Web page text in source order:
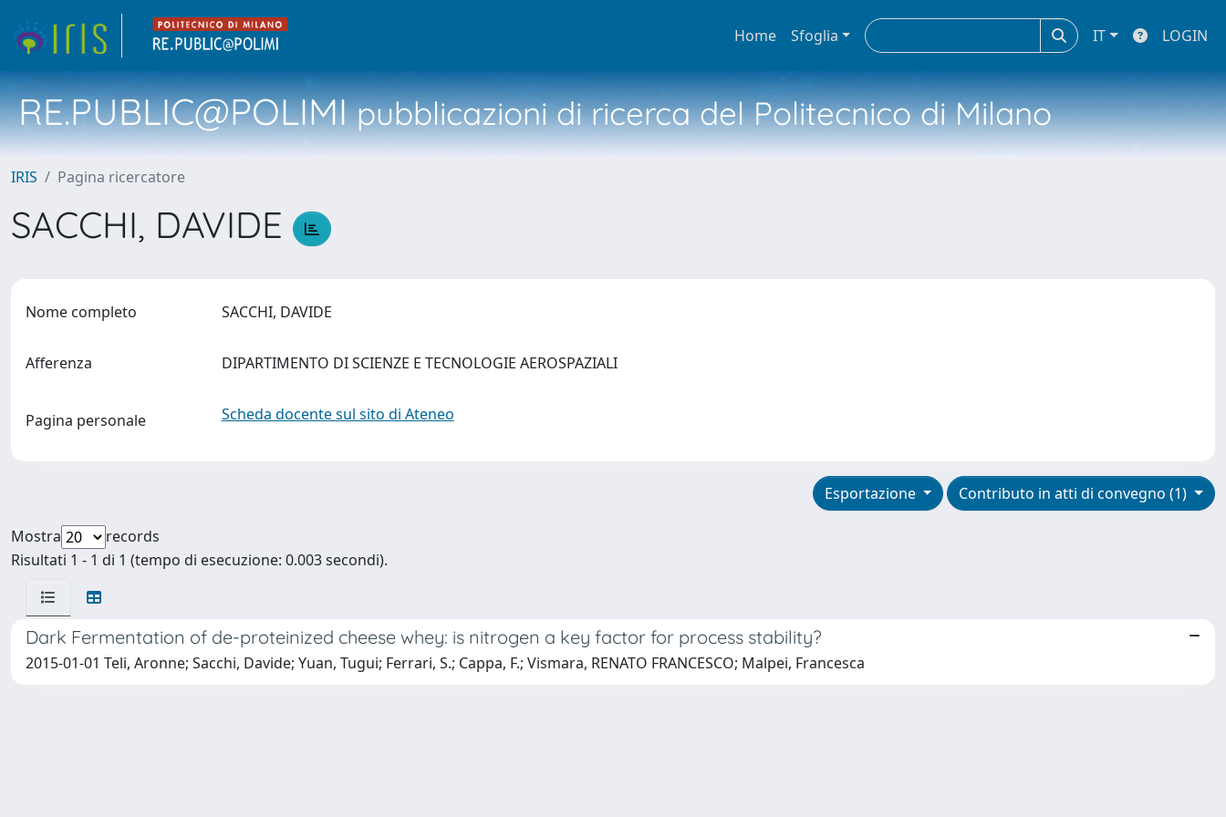
Home Sfoglia IT LOGIN
RE.PUBLIC@POLIMIpubblicazioni di ricerca del Politecnico di Milano
IRIS Pagina ricercatore
SACCHI, DAVIDE
Nome completo SACCHI, DAVIDE
Afferenza DIPARTIMENTO DI SCIENZE E TECNOLOGIE AEROSPAZIALI
Pagina personale Scheda docente sul sito di Ateneo
Contributo in atti di convegno (1)
Esportazione
Mostra
records
Risultati 1 - 1 di 1 (tempo di esecuzione: 0.003 secondi).
Dark Fermentation of de-proteinized cheese whey: is nitrogen a key factor for process stability?
2015-01-01 Teli, Aronne; Sacchi, Davide; Yuan, Tugui; Ferrari, S.; Cappa, F.; Vismara, RENATO FRANCESCO; Malpei, Francesca